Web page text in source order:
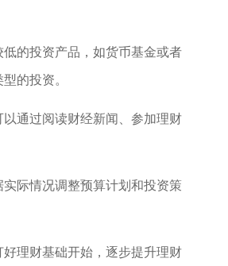
的投资产品，如货币基金或者
的投资。
通过阅读财经新闻、参加理财
际情况调整预算计划和投资策
理财基础开始，逐步提升理财